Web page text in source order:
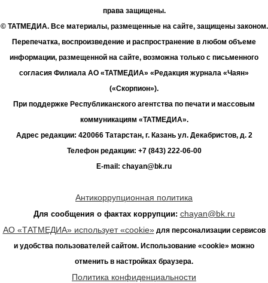
права защищены.
© ТАТМЕДИА. Все материалы, размещенные на сайте, защищены законом.
Перепечатка, воспроизведение и распространение в любом объеме
информации, размещенной на сайте, возможна только с письменного
согласия Филиала АО «ТАТМЕДИА» «Редакция журнала «Чаян»
(«Скорпион»).
При поддержке Республиканского агентства по печати и массовым
коммуникациям «ТАТМЕДИА».
Адрес редакции: 420066 Татарстан, г. Казань ул. Декабристов, д. 2
Телефон редакции: +7 (843) 222-06-00
E-mail: chayan@bk.ru
Антикоррупционная политика
Для сообщения о фактах коррупции: chayan@bk.ru
АО «ТАТМЕДИА» использует «cookie»для персонализации сервисов
и удобства пользователей сайтом. Использование «cookie» можно
отменить в настройках браузера.
Политика конфиденциальности